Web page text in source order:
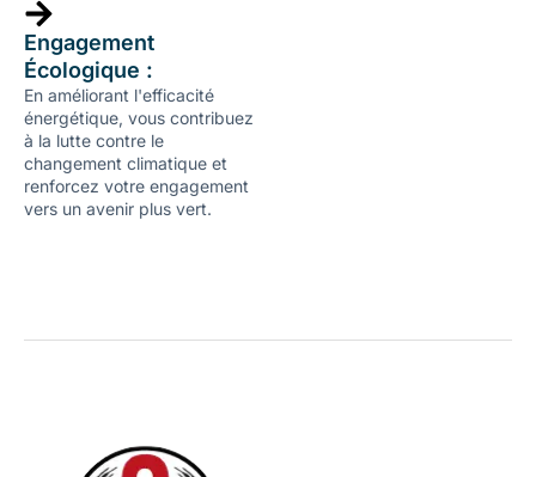
Engagement
Écologique :
En améliorant l'efficacité
énergétique, vous contribuez
à la lutte contre le
changement climatique et
renforcez votre engagement
vers un avenir plus vert.